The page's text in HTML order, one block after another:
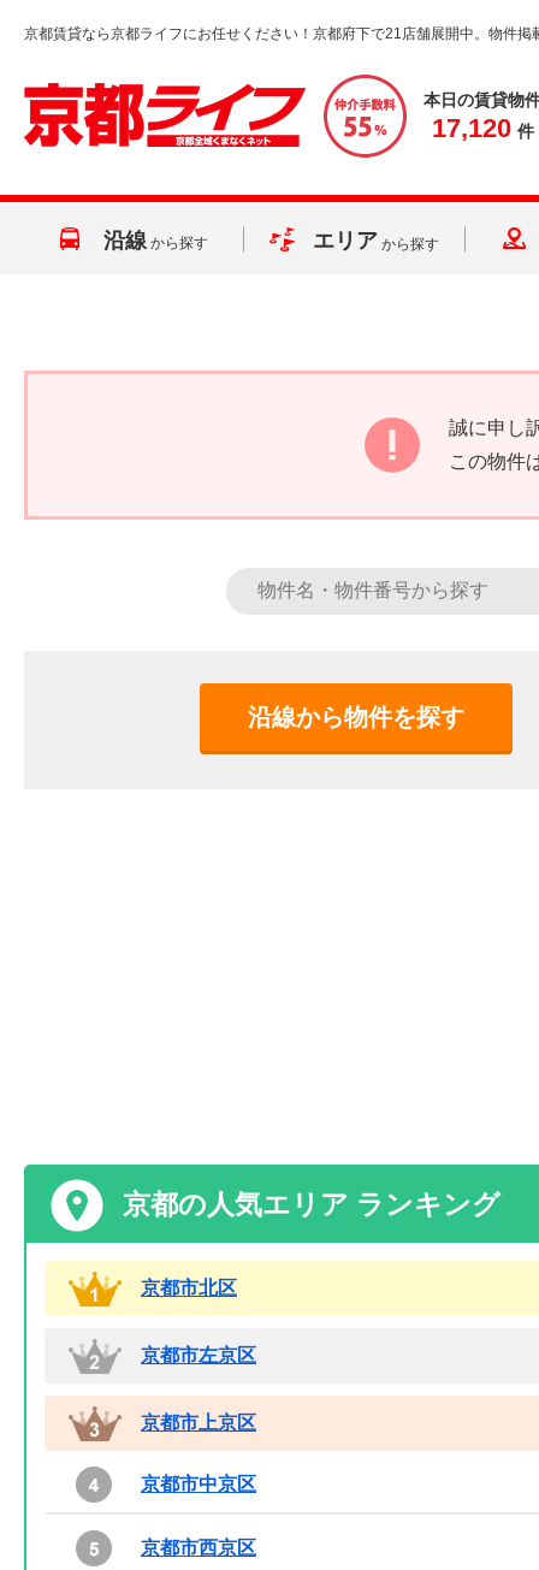
京都賃貸なら京都ライフにお任せください！京都府下で21店舗展開中。物件掲
本日の賃貸物
17,120 件
沿線 から探す エリア から探す
誠に申し
この物件
沿線から物件を探す
京都の人気エリア ランキング
京都市北区
京都市左京区
京都市上京区
京都市中京区
京都市西京区